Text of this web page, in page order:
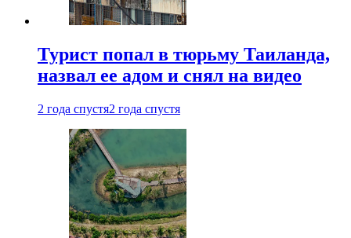
Турист попал в тюрьму Таиланда,
назвал ее адом и снял на видео
2 года спустя2 года спустя